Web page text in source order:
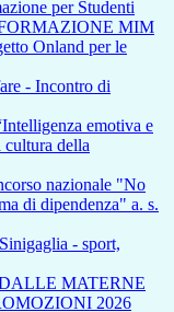
per Studenti
MIM
Onland per le
- Incontro di
emotiva e
cultura della
nazionale "No
di dipendenza" a. s.
- sport,
MATERNE
2026